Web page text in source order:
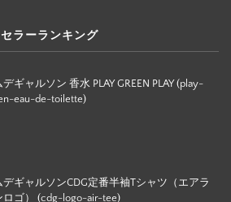
ラーランキング
デギャルソン 香水 PLAY GREEN PLAY (play-
eau-de-toilette)
デギャルソンCDG定番半袖Tシャツ（エアラ
ロゴ） (cdg-logo-air-tee)